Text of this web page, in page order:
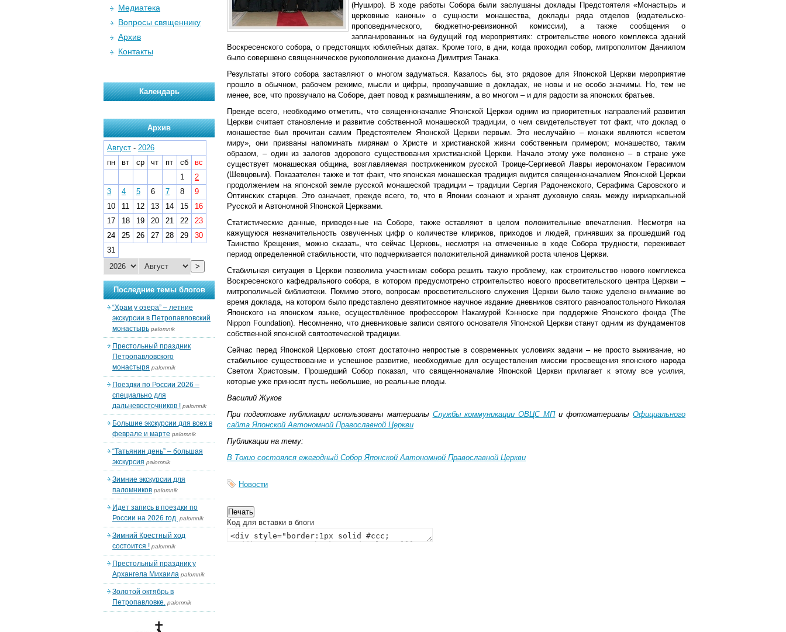
(Нуширо). В ходе работы Собора были заслушаны доклады Предстоятеля «Монастырь и
церковные каноны» о сущности монашества, доклады ряда отделов (издательско-
проповеднического, бюджетно-ревизионной комиссии), а также сообщения о
запланированных на будущий год мероприятиях: строительстве нового комплекса зданий
Воскресенского собора, о предстоящих юбилейных датах. Кроме того, в дни, когда проходил собор, митрополитом Даниилом
было совершено священническое рукоположение диакона Димитрия Танака.
Результаты этого собора заставляют о многом задуматься. Казалось бы, это рядовое для Японской Церкви мероприятие
прошло в обычном, рабочем режиме, мысли и цифры, прозвучавшие в докладах, не новы и не особо значимы. Но, тем не
менее, все, что прозвучало на Соборе, дает повод к размышлениям, а во многом – и для радости за японских братьев.
Прежде всего, необходимо отметить, что священноначалие Японской Церкви одним из приоритетных направлений развития
Церкви считает становление и развитие собственной монашеской традиции, о чем свидетельствует тот факт, что доклад о
монашестве был прочитан самим Предстоятелем Японской Церкви первым. Это неслучайно – монахи являются «светом
миру», они призваны напоминать мирянам о Христе и христианской жизни собственным примером; монашество, таким
образом, – один из залогов здорового существования христианской Церкви. Начало этому уже положено – в стране уже
существует монашеская община, возглавляемая пострижеником русской Троице-Сергиевой Лавры иеромонахом Герасимом
(Шевцовым). Показателен также и тот факт, что японская монашеская традиция видится священноначалием Японской Церкви
продолжением на японской земле русской монашеской традиции – традиции Сергия Радонежского, Серафима Саровского и
Оптинских старцев. Это означает, прежде всего, то, что в Японии сознают и хранят духовную связь между кириархальной
Русской и Автономной Японской Церквами.
Статистические данные, приведенные на Соборе, также оставляют в целом положительные впечатления. Несмотря на
кажущуюся незначительность озвученных цифр о количестве клириков, приходов и людей, принявших за прошедший год
Таинство Крещения, можно сказать, что сейчас Церковь, несмотря на отмеченные в ходе Собора трудности, переживает
период определенной стабильности, что подчеркивается положительной динамикой роста членов Церкви.
Стабильная ситуация в Церкви позволила участникам собора решить такую проблему, как строительство нового комплекса
Воскресенского кафедрального собора, в котором предусмотрено строительство нового просветительского центра Церкви –
митрополичьей библиотеки. Помимо этого, вопросам просветительского служения Церкви было также уделено внимание во
время доклада, на котором было представлено девятитомное научное издание дневников святого равноапостольного Николая
Японского на японском языке, осуществлённое профессором Накамурой Кэнноске при поддержке Японского фонда (The
Nippon Foundation). Несомненно, что дневниковые записи святого основателя Японской Церкви станут одним из фундаментов
собственной японской святоотеческой традиции.
Сейчас перед Японской Церковью стоят достаточно непростые в современных условиях задачи – не просто выживание, но
стабильное существование и успешное развитие, необходимые для осуществления миссии просвещения японского народа
Светом Христовым. Прошедший Собор показал, что священноначалие Японской Церкви прилагает к этому все усилия,
которые уже приносят пусть небольшие, но реальные плоды.
Василий Жуков
При подготовке публикации использованы материалы Службы коммуникации ОВЦС МПи фотоматериалыОфициального
сайта Японской Автономной Православной Церкви
Публикации на тему:
В Токио состоялся ежегодный Собор Японской Автономной Православной Церкви
Новости
Код для вставки в блоги
Медиатека
Вопросы священнику
Архив
Контакты
Календарь
Архив
Август - 2026
пн
вт ср чт пт сб
вс
1
2
3
4 5 6 7 8
9
10
11 12 13 14 15
16
17
18 19 20 21 22
23
24
25 26 27 28 29
30
31
>
Последние темы блогов
“Храм у озера” – летние
экскурсии в Петропавловский
монастырь palomnik
Престольный праздник
Петропавловского
монастыря palomnik
Поездки по России 2026 –
специально для
дальневосточников ! palomnik
Большие экскурсии для всех в
феврале и марте palomnik
“Татьянин день” – большая
экскурсия palomnik
Зимние экскурсии для
паломников palomnik
Идет запись в поездки по
России на 2026 год. palomnik
Зимний Крестный ход
состоится ! palomnik
Престольный праздник у
Архангела Михаила palomnik
Золотой октябрь в
Петропавловке. palomnik